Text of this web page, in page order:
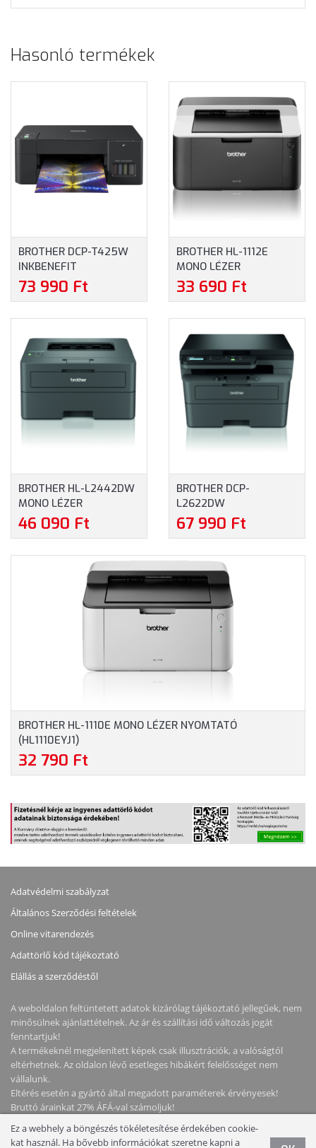
Hasonló termékek
BROTHER DCP-T425W
INKBENEFIT
MULTIFUNKCIÓS SZÍNES
TINTASUGARAS
(DCPT425WYJ1)
73 990 Ft
BROTHER HL-1112E
MONO LÉZER
NYOMTATÓ (HL1112EYJ1)
33 690 Ft
BROTHER HL-L2442DW
MONO LÉZER
NYOMTATÓ
(HLL2442DWYJ1)
46 090 Ft
BROTHER DCP-
L2622DW
MULTIFUNKCIÓS MONO
LÉZER NYOMTATÓ
67 990 Ft
BROTHER HL-1110E MONO LÉZER NYOMTATÓ
(HL1110EYJ1)
32 790 Ft
Adatvédelmi szabályzat
Általános Szerződési feltételek
Online vitarendezés
Adattörlő kód tájékoztató
Elállás a szerződéstől
A weboldalon feltüntetett adatok kizárólag tájékoztató jellegűek, nem
minősülnek ajánlattételnek. Az ár és szállítási idő változás jogát
fenntartjuk!
A termékeknél megjelenített képek csak illusztrációk, a valóságtól
eltérhetnek. Az oldalon lévő esetleges hibákért felelősséget nem
vállalunk.
Eltérés esetén a gyártó által megadott paraméterek érvényesek!
Bruttó árainkat 27% ÁFÁ-val számoljuk!
Copyright © 2026 NotebookStore. Minden jog fenntartva!
Ez a webhely a böngészés tökéletesítése érdekében cookie-
kat használ. Ha bővebb információkat szeretne kapni a